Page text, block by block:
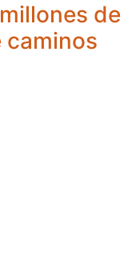
de
caminos